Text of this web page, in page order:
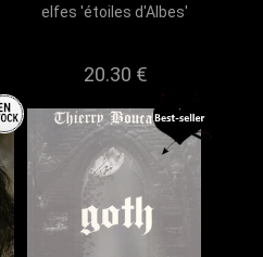
elfes 'étoiles d'Albes'
20.30 €